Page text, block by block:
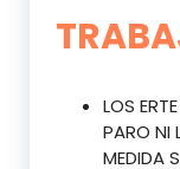
LOS
PARO NI
MEDIDA